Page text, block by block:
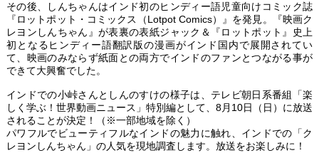
その後、しんちゃんはインド初のヒンディー語児童向けコミック誌
『ロットポット・コミックス（Lotpot Comics）』を発見。『映画ク
レヨンしんちゃん』が表裏の表紙ジャック＆『ロットポット』史上
初となるヒンディー語翻訳版の漫画がインド国内で展開されてい
て、映画のみならず紙面との両方でインドのファンとつながる事が
できて大興奮でした。
インドでの小峠さんとしんのすけの様子は、テレビ朝日系番組「楽
しく学ぶ！世界動画ニュース」特別編として、8月10日（日）に放送
されることが決定！（※一部地域を除く）
パワフルでビューティフルなインドの魅力に触れ、インドでの「ク
レヨンしんちゃん」の人気を現地調査します。放送をお楽しみに！